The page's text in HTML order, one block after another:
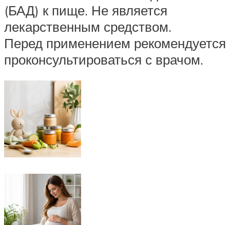
(БАД) к пище. Не является
лекарственным средством.
Перед применением рекомендуется
проконсультироваться с врачом.